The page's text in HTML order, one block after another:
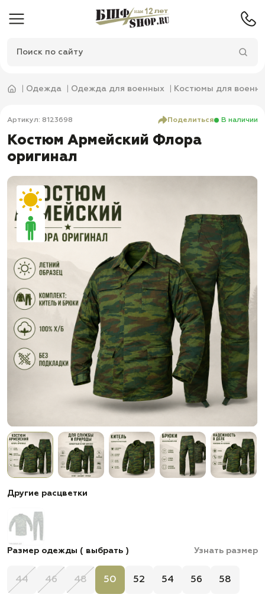
Одежда Одежда для военных Костюмы для
Артикул: 8123698 Поделиться В наличии
Костюм Армейский Флора
оригинал
Другие расцветки
Размер одежды ( выбрать ) Узнать размер
44 46 48 50 52 54 56 58